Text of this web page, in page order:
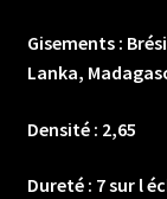
Gisements :
Lanka,
Densité : 2,65
Dureté : 7 sur l